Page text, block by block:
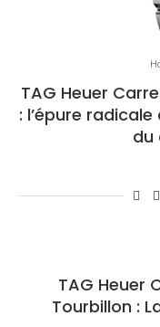
TAG Heuer
: l’épure
du
TAG Heuer
Tourbillon :